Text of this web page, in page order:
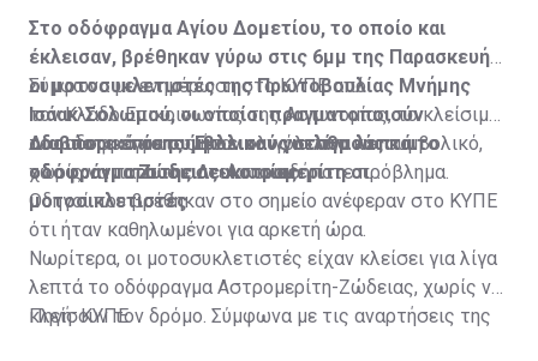
Στο οδόφραγμα Αγίου Δομετίου, το οποίο και
έκλεισαν, βρέθηκαν γύρω στις 6μμ της Παρασκευής
οι μοτοσυκλετιστές της Πρωτοβουλίας Μνήμης
Ισάακ-Σολωμού, οι οποίοι πραγματοποιούν
οδοιπορικό σε συμβολικούς σταθμούς και
οδοφράγματα της Λευκωσίας.
Σύμφωνα με ενημέρωση στο ΚΥΠΕ από
τον Κλάδο Επικοινωνίας της Αστυνομίας, το κλείσιμο
του οδοφράγματος ήταν ολιγόλεπτο και συμβολικό,
χωρίς να παρουσιαστεί οποιοδήποτε πρόβλημα.
Διαβάστε επίσης:Έκλεισαν για λίγα λεπτά το
οδόφραγμα Ζώδειας-Αστρομερίτη οι
μοτοσικλετιστές
Οδηγοί που βρέθηκαν στο σημείο ανέφεραν στο ΚΥΠΕ
ότι ήταν καθηλωμένοι για αρκετή ώρα.
Νωρίτερα, οι μοτοσυκλετιστές είχαν κλείσει για λίγα
λεπτά το οδόφραγμα Αστρομερίτη-Ζώδειας, χωρίς να
κλείσουν τον δρόμο. Σύμφωνα με τις αναρτήσεις της
Πηγή: ΚΥΠΕ